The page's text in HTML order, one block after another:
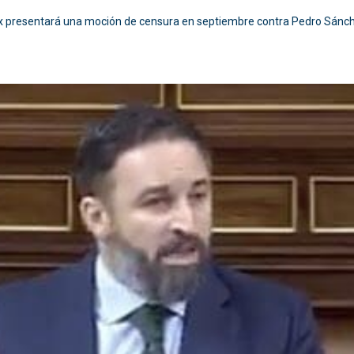
presentará una moción de censura en septiembre contra Pedro